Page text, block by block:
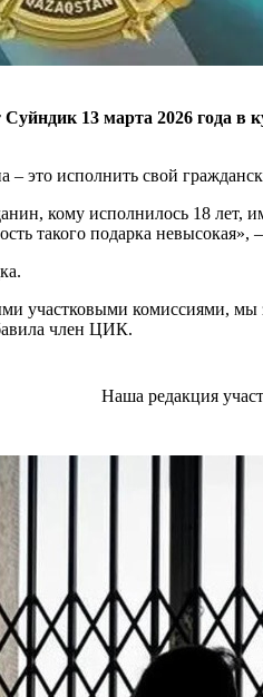
13 марта 2026 года в
это исполнить свой
кому исполнилось 18 лет,
такого подарка невысокая»,
участковыми комиссиями,
член ЦИК.
Наша редакция